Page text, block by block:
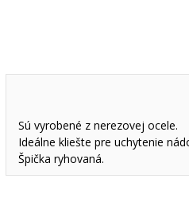
Sú vyrobené z nerezovej ocele.
Ideálne kliešte pre uchytenie
Špička ryhovaná.